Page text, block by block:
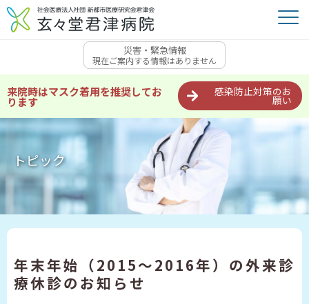
災害・緊急情報
現在ご案内する情報はありません
来院時はマスク着用を推奨してお
ります
感染防止対策のお
願い
トピック
年末年始（2015～2016年）の外来診
療休診のお知らせ